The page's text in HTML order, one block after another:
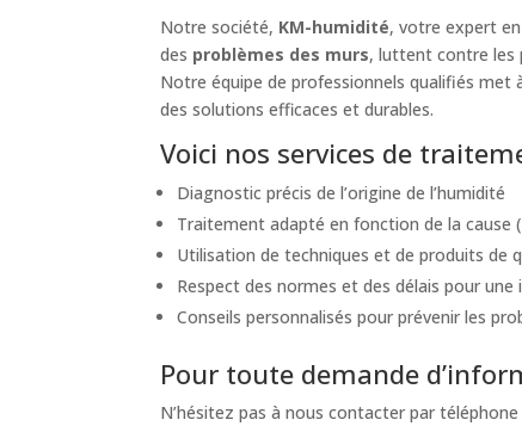
Notre société, KM-humidité, votre expert en
des problèmes des murs, luttent contre les
Notre équipe de professionnels qualifiés
des solutions efficaces et durables.
Voici nos services de
Diagnostic précis de l’origine de l’humidité
Traitement adapté en fonction de la cause
Utilisation de techniques et de produits de
Respect des normes et des délais pour
Conseils personnalisés pour prévenir les
Pour toute demande
N’hésitez pas à nous contacter par